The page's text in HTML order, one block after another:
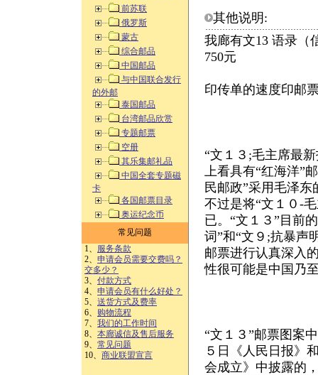
前苏联
俄罗斯
蒙古
综合邮品
中国邮品
与中国联合发行
的外邮
泰国邮品
台湾邮品欣赏
专题邮票
空册
其乐集邮礼品
中国全套专题磁
卡
各国邮票目录
奥运纪念币
常见问题
1、 服务条款
2、 申请会员需要交费吗？
交多少？
3、 付款方式
4、 申请会员有什么好处？
5、 送货方式及费率
6、 购物流程
7、 我们的工作时间
8、 本廊诚信及售后服务
9、 常见问题
10、 商业联盟宣言
其他说明:
我廊有文13 语录（
750元
印传单的速度印邮
“文１３;毛主席最
上看具有“红海洋”
民邮政”采用毛泽
不过是将“文１０-
已。“文１３”目前
词”和“文９;抗暴声
邮票进行认真深入
性很可能是中国乃
“文１３”邮票图案
５日《人民日报》
会成立》中披露的